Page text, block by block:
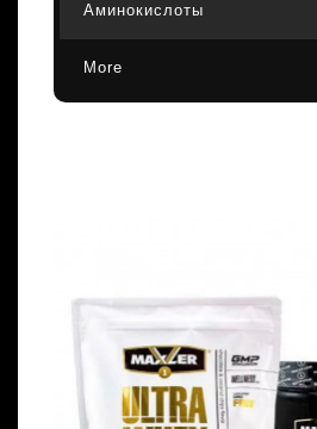
Аминокислоты
More